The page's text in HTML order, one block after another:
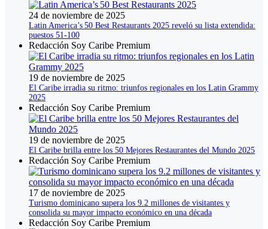
24 de noviembre de 2025
Latin America’s 50 Best Restaurants 2025 reveló su lista extendida:
puestos 51‑100
Redacción Soy Caribe Premium
19 de noviembre de 2025
El Caribe irradia su ritmo: triunfos regionales en los Latin Grammy
2025
Redacción Soy Caribe Premium
19 de noviembre de 2025
El Caribe brilla entre los 50 Mejores Restaurantes del Mundo 2025
Redacción Soy Caribe Premium
17 de noviembre de 2025
Turismo dominicano supera los 9.2 millones de visitantes y
consolida su mayor impacto económico en una década
Redacción Soy Caribe Premium